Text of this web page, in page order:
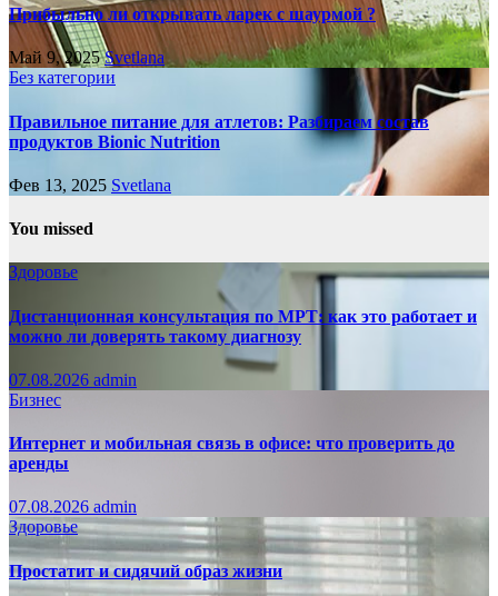
Прибыльно ли открывать ларек с шаурмой ?
Май 9, 2025Svetlana
Без категории
Правильное питание для атлетов: Разбираем состав
продуктов Bionic Nutrition
Фев 13, 2025 Svetlana
You missed
Здоровье
Дистанционная консультация по МРТ: как это работает и
можно ли доверять такому диагнозу
07.08.2026 admin
Бизнес
Интернет и мобильная связь в офисе: что проверить до
аренды
07.08.2026 admin
Здоровье
Простатит и сидячий образ жизни